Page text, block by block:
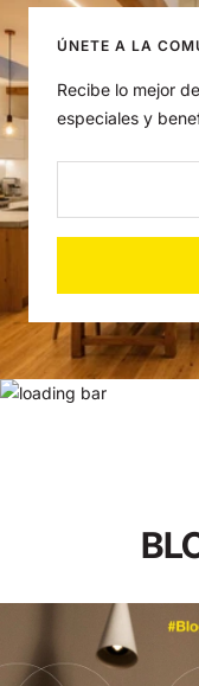
ÚNETE A LA
Recibe lo mejor
especiales y